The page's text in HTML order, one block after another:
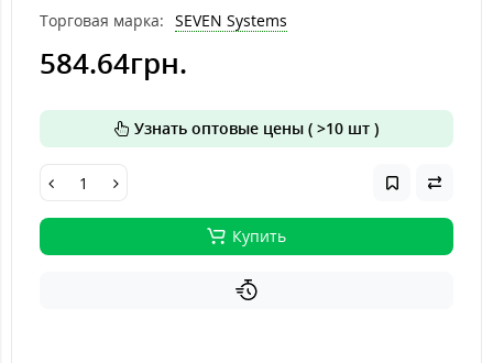
Торговая марка: SEVEN Systems
584.64грн.
Узнать оптовые цены ( >10 шт )
Купить